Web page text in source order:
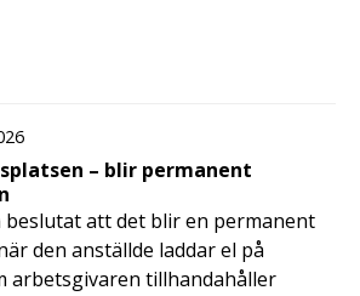
– blir permanent
att det blir en permanent
den anställde laddar el på
arbetsgivaren tillhandahåller